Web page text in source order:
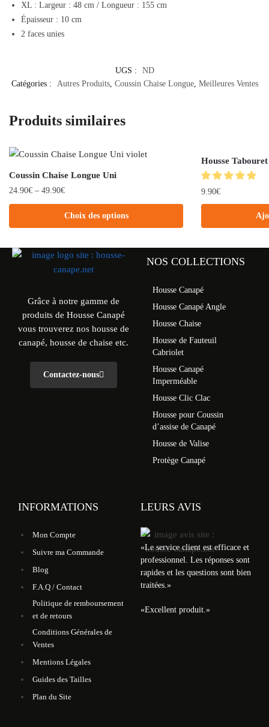
XL : Largeur : 48 cm / Longueur : 155 cm
Épaisseur : 10 cm
2 faces unies
UGS :
ND
Catégories :
Autres Produits, Coussin Chaise Longue, Meilleures Ventes
Produits similaires
Coussin Chaise Longue Uni
24.90€ – 49.90€
Choix des options
Housse
9.90€
Grâce à notre gamme de
produits de Housse Canapé
vous trouverez nos housse de
canapé, housse de chaise etc.
Contactez-nous
NOS COLLECTIONS
Housse Canapé
Housse Canapé Angle
Housse Chaise
Housse de Fauteuil
Cabriolet
Housse Canapé
Imperméable
Housse Clic Clac
Housse pour Coussin
d’assise de Canapé
Housse de Valise
Protège Canapé
INFORMATIONS
Mon Compte
Suivre ma Commande
Blog
F.A.Q / Contact
Politique de remboursement
et de retours
Conditions Générales de
Ventes
Mentions Légales
Guides des Tailles
Plan du Site
LEURS AVIS
«Le service client est efficace et
professionnel. Les réponses sont
rapides et les questions sont bien
traitées. »
«Excellent produit. »